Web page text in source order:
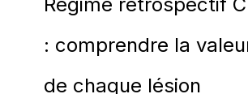
Régime rétrospectif
: comprendre la
de chaque lésion